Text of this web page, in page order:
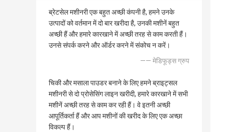
ब्रेटसेल मशीनरी एक बहुत अच्छी कंपनी है, हमने उनके
उत्पादों को वर्तमान में दो बार खरीदा है, उनकी मशीनें बहुत
अच्छी हैं और हमारे कारखाने में अच्छी तरह से काम करती हैं।
उनसे संपर्क करने और ऑर्डर करने में संकोच न करें।
—— मेडिफूड्स ग्रुप
चिकी और मसाला पाउडर बनाने के लिए हमने ब्राइट्सल
मशीनरी से दो प्रोसेसिंग लाइन खरीदी, हमारे कारखाने में सभी
मशीनें अच्छी तरह से काम कर रही हैं। वे इतनी अच्छी
आपूर्तिकर्ता हैं और आप मशीनों की खरीद के लिए एक अच्छा
विकल्प हैं।